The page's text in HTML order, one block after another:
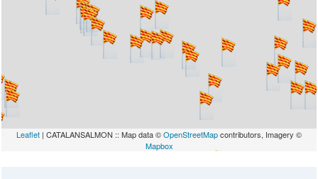
Leaflet | CATALANSALMON :: Map data ©OpenStreetMapcontributors, Imagery ©
Mapbox